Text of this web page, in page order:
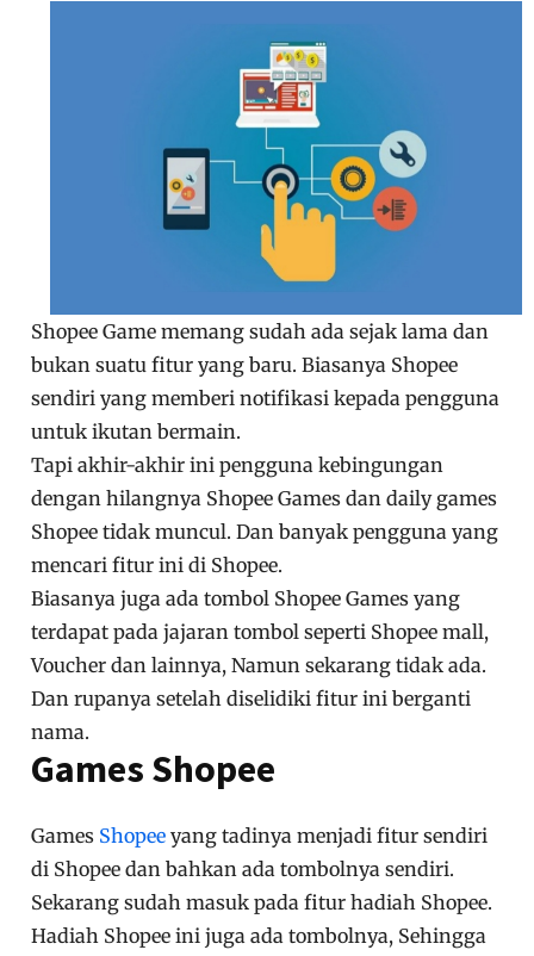
Shopee Game memang sudah ada sejak lama dan
bukan suatu fitur yang baru. Biasanya Shopee
sendiri yang memberi notifikasi kepada pengguna
untuk ikutan bermain.
Tapi akhir-akhir ini pengguna kebingungan
dengan hilangnya Shopee Games dan daily games
Shopee tidak muncul. Dan banyak pengguna yang
mencari fitur ini di Shopee.
Biasanya juga ada tombol Shopee Games yang
terdapat pada jajaran tombol seperti Shopee mall,
Voucher dan lainnya, Namun sekarang tidak ada.
Dan rupanya setelah diselidiki fitur ini berganti
nama.
Games Shopee
Games Shopee yang tadinya menjadi fitur sendiri
di Shopee dan bahkan ada tombolnya sendiri.
Sekarang sudah masuk pada fitur hadiah Shopee.
Hadiah Shopee ini juga ada tombolnya, Sehingga